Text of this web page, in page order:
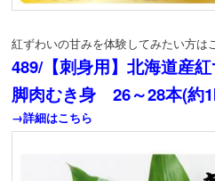
紅ずわいの甘みを体験してみたい方は
489/【刺身用】北海道産
脚肉むき身 26～28本(約
→詳細はこちら